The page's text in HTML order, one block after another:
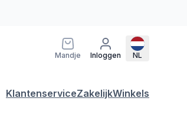
Mandje Inloggen NL
KlantenserviceZakelijkWinkels